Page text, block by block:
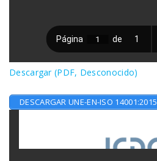
Descargar (PDF, Desconocido)
DESCARGAR UNE-EN-ISO 14001:2015